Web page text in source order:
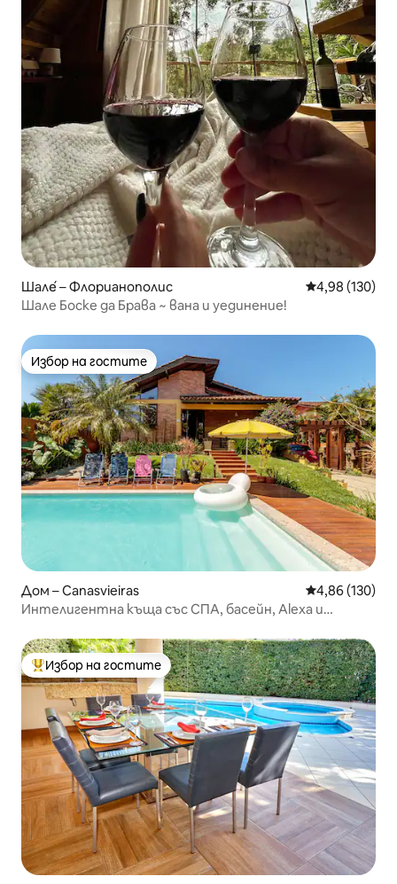
Шале́ – Флорианополис Средна
4,98 (130)
Шале Боске да Брава ~ вана и уединение!
Избор на гостите
Избор на гостите
Дом – Canasvieiras Средна
4,86 (130)
Интелигентна къща със СПА, басейн, Alexa и
Най-популярен избор на гостите
Избор на гостите